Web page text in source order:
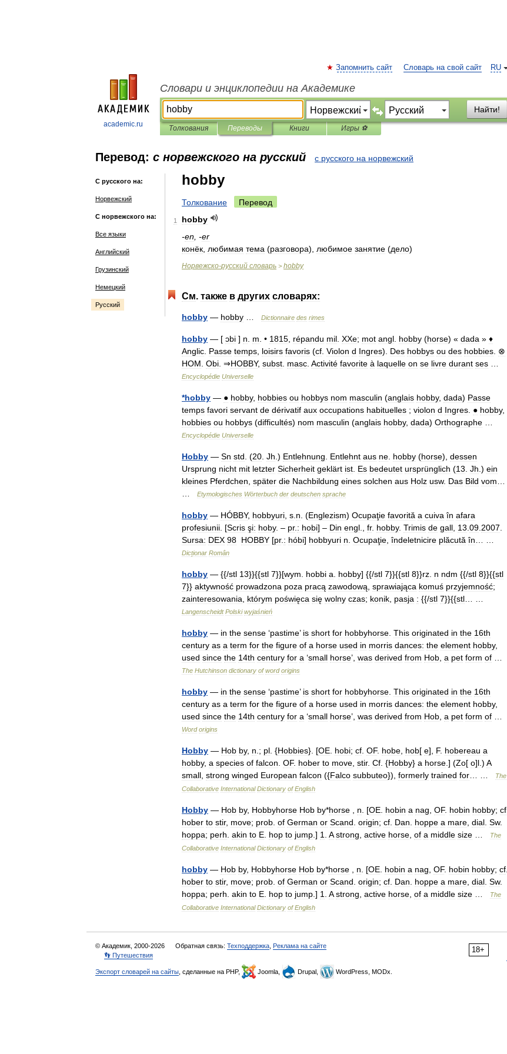
academic.ru
RU
Запомнить сайт Словарь на свой сайт
Словари и энциклопедии на Академике
Найти!
Толкования Переводы Книги Игры ⚽
Перевод: с норвежского на русский с русского на норвежский
С русского на:
Норвежский
С норвежского на:
Все языки
Английский
Грузинский
Немецкий
Русский
hobby
Толкование Перевод
1
hobby
-en , -er
конёк любимая тема (разговора), любимое занятие (дело)
Норвежско-русский словарь > hobby
См. также в других словарях:
hobby — hobby Dictionnaire des rimes
hobby — [ ɔbi ] n m . • 1815 répandu mil XXe; mot angl hobby (horse) « dada » ♦
Anglic Passe temps loisirs favoris (cf Violon d Ingres). Des hobbys ou des hobbies ⊗
HOM Obi . ⇒HOBBY, subst masc Activité favorite à laquelle on se livre durant ses
Encyclopédie Universelle
*hobby — ● hobby, hobbies ou hobbys nom masculin (anglais hobby, dada) Passe
temps favori servant de dérivatif aux occupations habituelles ; violon d Ingres ● hobby,
hobbies ou hobbys (difficultés) nom masculin (anglais hobby, dada) Orthographe
Encyclopédie Universelle
Hobby — Sn std . (20 Jh .) Entlehnung Entlehnt aus ne hobby (horse), dessen
Ursprung nicht mit letzter Sicherheit geklärt ist Es bedeutet ursprünglich (13 Jh .) ein
kleines Pferdchen später die Nachbildung eines solchen aus Holz usw. Das Bild vom
Etymologisches Wörterbuch der deutschen sprache
hobby — HÓBBY, hobbyuri s n . (Englezism) Ocupaţie favorită a cuiva în afara
profesiunii . [Scris şi: hoby. – pr. : hobi] – Din engl fr. hobby. Trimis de gall 13 09 2007
Sursa: DEX 98 HOBBY [pr. : hóbi] hobbyuri n Ocupaţie ,îndeletnicire plăcută în
Dicționar Român
hobby — {{/stl 13}}{{stl 7}}[wym hobbi a hobby] {{/stl 7}}{{stl 8}}rz n ndm {{/stl 8}}{{stl
7}} aktywność prowadzona poza pracą zawodową sprawiająca komuś przyjemność;
zainteresowania
którym poświęca się wolny czas; konik pasja : {{/stl 7}}{{stl
Langenscheidt Polski wyjaśnień
hobby — in the sense ‘pastime’ is short for hobbyhorse This originated in the 16th
century as a term for the figure of a horse used in morris dances: the element hobby,
used since the 14th century for a ‘small horse’, was derived from Hob a pet form of
The Hutchinson dictionary of word origins
hobby — in the sense ‘pastime’ is short for hobbyhorse This originated in the 16th
century as a term for the figure of a horse used in morris dances: the element hobby,
used since the 14th century for a ‘small horse’, was derived from Hob a pet form of
Word origins
Hobby — Hob by, n .; pl . {Hobbies}. [OE hobi; cf OF. hobe hob[ e], F. hobereau a
hobby, a species of falcon OF. hober to move stir. Cf . {Hobby} a horse .] (Zo[ o]l .) A
small strong winged European falcon ({Falco subbuteo}), formerly trained for
The
Collaborative International Dictionary of English
Hobby — Hob by, Hobbyhorse Hob by*horse n . [OE hobin a nag OF. hobin hobby; cf
hober to stir, move; prob of German or Scand origin; cf Dan hoppe a mare dial Sw.
hoppa; perh akin to E hop to jump .] 1 A strong active horse of a middle size
The
Collaborative International Dictionary of English
hobby — Hob by, Hobbyhorse Hob by*horse n . [OE hobin a nag OF. hobin hobby; cf
hober to stir, move; prob of German or Scand origin; cf Dan hoppe a mare dial Sw.
hoppa; perh akin to E hop to jump .] 1 A strong active horse of a middle size
The
Collaborative International Dictionary of English
18+
© Академик, 2000-2026 Обратная связь: Техподдержка Реклама на сайте
👣 Путешествия
Экспорт словарей на сайты , сделанные на PHP, Joomla, Drupal, WordPress, MODx.